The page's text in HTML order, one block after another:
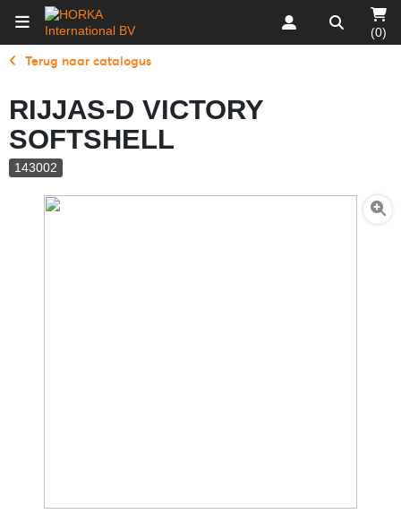
(0)
Terug naar catalogus
RIJJAS-D VICTORY
SOFTSHELL
143002